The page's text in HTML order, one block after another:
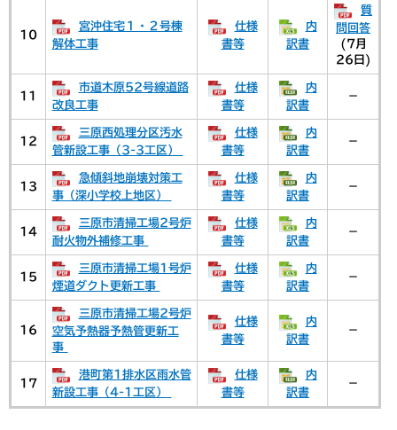
10
宮沖住宅１・２号棟
解体工事
仕様
書等
内
訳書
質
問回答
(7月
26日)
11
市道木原52号線道路
改良工事
仕様
書等
内
訳書
－
12
三原西処理分区汚水
管新設工事（3-3工区）
仕様
書等
内
訳書
－
13
急傾斜地崩壊対策工
事（深小学校上地区）
仕様
書等
内
訳書
－
14
三原市清掃工場2号炉
耐火物外補修工事
仕様
書等
内
訳書
－
15
三原市清掃工場1号炉
煙道ダクト更新工事
仕様
書等
内
訳書
－
16
三原市清掃工場2号炉
空気予熱器予熱管更新工
事
仕様
書等
内
訳書
－
17
港町第1排水区雨水管
新設工事（4-1工区）
仕様
書等
内
訳書
－